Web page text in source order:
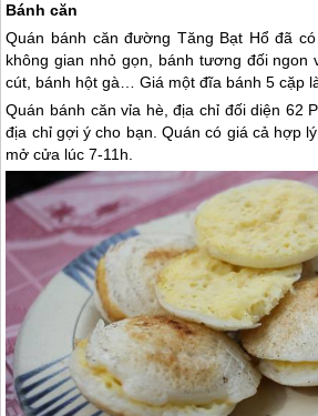
Bánh căn
Quán bánh căn đường Tăng Bạt Hổ đã
không gian nhỏ gọn, bánh tương đối ngon
cút, bánh hột gà… Giá một đĩa bánh 5 cặp
Quán bánh căn vỉa hè, địa chỉ đối diện 62
địa chỉ gợi ý cho bạn. Quán có giá cả hợp
mở cửa lúc 7-11h.